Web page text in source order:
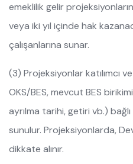
emeklilik gelir
veya iki yıl içinde hak
çalışanlarına sunar.
(3) Projeksiyonlar katılımcı
OKS/BES, mevcut BES
ayrılma tarihi, getiri vb.)
sunulur. Projeksiyonlarda,
dikkate alınır.